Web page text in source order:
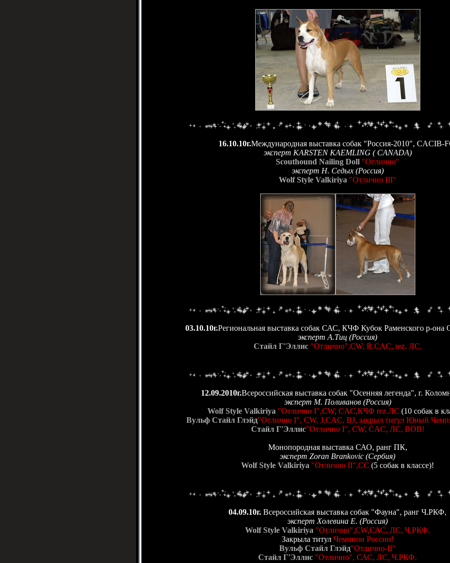
16.10.10г.Международная выставка собак "Россия-2010", CACIB-
эксперт KARSTEN KAEMLING ( CANADA)
Scouthound Nailing Doll "Отлично"
эксперт Н. Седых (Россия)
Wolf Style Valkiriya "Отлично III"
03.10.10г.Региональная выставка собак САС, КЧФ Кубок Раменского р-она
эксперт А.Тиц (Россия)
Стайл Г'Эллис "Отлично",CW, R.CAC, rez. ЛС.
12.09.2010г.Всероссийская выставка собак "Осенняя легенда", г.
эксперт М. Поливанов (Россия)
Wolf Style Valkiriya "Отлично I",CW, CAC,КЧФ rez.ЛС (10 собак в
Вульф Стайл Глэйд"Отлично I", CW, J.CAC, BJ, закрыл титул Юный
Стайл Г'Эллис"Отлично I", CW, CAC, ЛС, ВОВ!
Монопородная выставка САО, ранг ПК,
эксперт Zoran Brankovic (Сербия)
Wolf Style Valkiriya "Отлично II",CC (5 собак в классе)!
04.09.10г. Всероссийская выставка собак "Фауна", ранг Ч.РКФ,
эксперт Холевина Е. (Россия)
Wolf Style Valkiriya "Отлично",СW,САС, ЛС, Ч.РКФ.
Закрыла титул Чемпион России!
Вульф Стайл Глэйд"Отлично-II"
Стайл Г'Эллис "Отлично", САС, ЛС, Ч.РКФ.